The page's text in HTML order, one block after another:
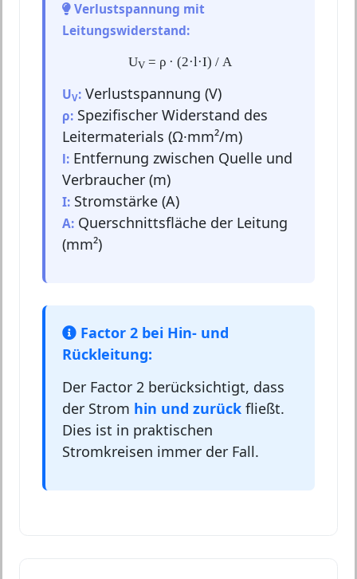
Verlustspannung mit
Leitungswiderstand:
UV = ρ · (2·l·I) / A
UV: Verlustspannung (V)
ρ: Spezifischer Widerstand des
Leitermaterials (Ω·mm²/m)
l: Entfernung zwischen Quelle und
Verbraucher (m)
I: Stromstärke (A)
A: Querschnittsfläche der Leitung
(mm²)
Factor 2 bei Hin- und
Rückleitung:
Der Factor 2 berücksichtigt, dass
der Strom hin und zurück fließt.
Dies ist in praktischen
Stromkreisen immer der Fall.